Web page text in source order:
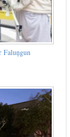
Faluņgun